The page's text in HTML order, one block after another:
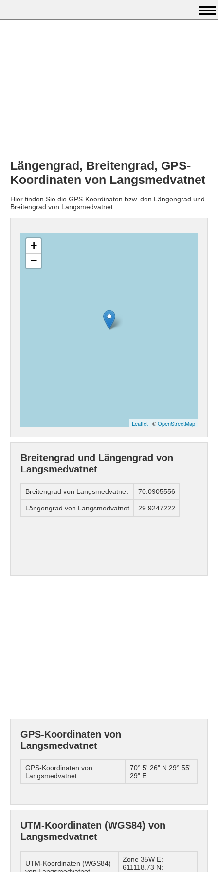
Längengrad, Breitengrad, GPS-
Koordinaten von Langsmedvatnet
Hier finden Sie die GPS-Koordinaten bzw. den Längengrad und
Breitengrad von Langsmedvatnet.
+
−
Leaflet | ©OpenStreetMap
Breitengrad und Längengrad von
Langsmedvatnet
Breitengrad von Langsmedvatnet 70.0905556
Längengrad von Langsmedvatnet 29.9247222
GPS-Koordinaten von
Langsmedvatnet
GPS-Koordinaten von
Langsmedvatnet
70° 5' 26" N 29° 55'
29" E
UTM-Koordinaten (WGS84) von
Langsmedvatnet
UTM-Koordinaten (WGS84)
Zone 35W E:
611118.73 N: